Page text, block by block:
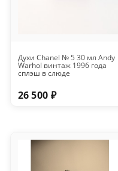
Духи Chanel № 5 30 мл Andy
Warhol винтаж 1996 года
сплэш в слюде
26 500 ₽